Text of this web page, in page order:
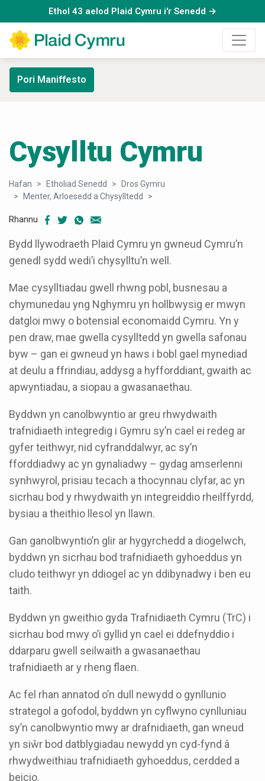
Ethol 43 aelod Plaid Cymru i'r Senedd →
Pori Maniffesto
Cysylltu Cymru
Hafan Etholiad Senedd
Dros Gymru
Menter, Arloesedd a Chysylltedd
Rhannu
Bydd llywodraeth Plaid Cymru yn gwneud Cymru’n
genedl sydd wedi’i chysylltu’n well.
Mae cysylltiadau gwell rhwng pobl, busnesau a
chymunedau yng Nghymru yn hollbwysig er mwyn
datgloi mwy o botensial economaidd Cymru. Yn y
pen draw, mae gwella cysylltedd yn gwella safonau
byw – gan ei gwneud yn haws i bobl gael mynediad
at deulu a ffrindiau, addysg a hyfforddiant, gwaith ac
apwyntiadau, a siopau a gwasanaethau.
Byddwn yn canolbwyntio ar greu rhwydwaith
trafnidiaeth integredig i Gymru sy’n cael ei redeg ar
gyfer teithwyr, nid cyfranddalwyr, ac sy’n
fforddiadwy ac yn gynaliadwy – gydag amserlenni
synhwyrol, prisiau tecach a thocynnau clyfar, ac yn
sicrhau bod y rhwydwaith yn integreiddio rheilffyrdd,
bysiau a theithio llesol yn llawn.
Gan ganolbwyntio’n glir ar hygyrchedd a diogelwch,
byddwn yn sicrhau bod trafnidiaeth gyhoeddus yn
cludo teithwyr yn ddiogel ac yn ddibynadwy i ben eu
taith.
Byddwn yn gweithio gyda Trafnidiaeth Cymru (TrC) i
sicrhau bod mwy o’i gyllid yn cael ei ddefnyddio i
ddarparu gwell seilwaith a gwasanaethau
trafnidiaeth ar y rheng flaen.
Ac fel rhan annatod o’n dull newydd o gynllunio
strategol a gofodol, byddwn yn cyflwyno cynlluniau
sy’n canolbwyntio mwy ar drafnidiaeth, gan wneud
yn siŵr bod datblygiadau newydd yn cyd-fynd â
rhwydweithiau trafnidiaeth gyhoeddus, cerdded a
beicio.